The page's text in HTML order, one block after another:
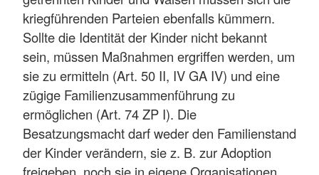
kriegführenden Parteien ebenfalls kümmern.
Sollte die Identität der Kinder nicht bekannt
sein, müssen Maßnahmen ergriffen werden, um
sie zu ermitteln (Art. 50 II, IV GA IV) und eine
zügige Familienzusammenführung zu
ermöglichen (Art. 74 ZP I). Die
Besatzungsmacht darf weder den Familienstand
der Kinder verändern, sie z. B. zur Adoption
freigeben, noch sie in eigene Organisationen